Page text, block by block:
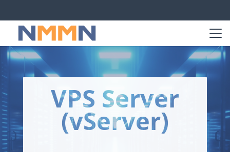
VPS Server
(vServer)